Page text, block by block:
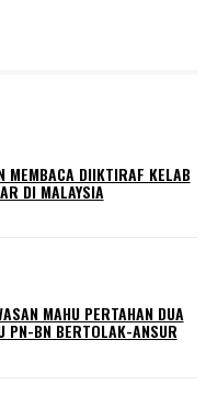
MEMBACA DIIKTIRAF KELAB
DI MALAYSIA
MAHU PERTAHAN DUA
PN-BN BERTOLAK-ANSUR